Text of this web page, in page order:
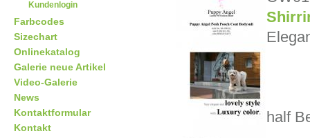
Kundenlogin
Farbcodes
Sizechart
Onlinekatalog
Galerie neue Artikel
Video-Galerie
News
Kontaktformular
Kontakt
half